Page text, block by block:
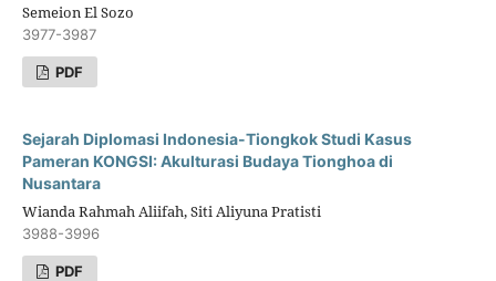
Semeion El Sozo
3977-3987
PDF
Sejarah Diplomasi Indonesia-Tiongkok Studi Kasus
Pameran KONGSI: Akulturasi Budaya Tionghoa di
Nusantara
Wianda Rahmah Aliifah, Siti Aliyuna Pratisti
3988-3996
PDF